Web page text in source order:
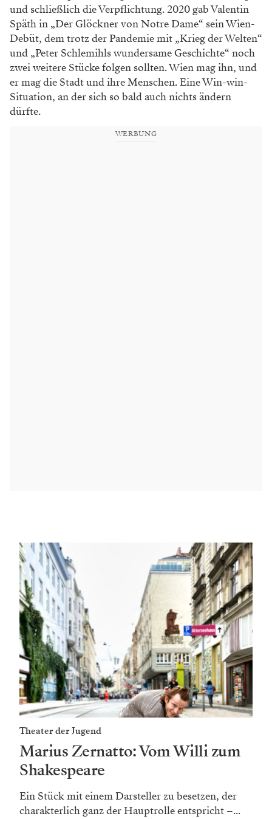
und schließlich die Verpflichtung. 2020 gab Valentin
Späth in „Der Glöckner von Notre Dame“ sein Wien-
Debüt, dem trotz der Pandemie mit „Krieg der Welten“
und „Peter Schlemihls wundersame Geschichte“ noch
zwei weitere Stücke folgen sollten. Wien mag ihn, und
er mag die Stadt und ihre Menschen. Eine Win-win-
Situation, an der sich so bald auch nichts ändern
dürfte.
WERBUNG
Theater der Jugend
Marius Zernatto: Vom Willi zum
Shakespeare
Ein Stück mit einem Darsteller zu besetzen, der
charakterlich ganz der Hauptrolle entspricht –...